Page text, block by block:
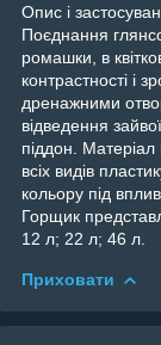
Опис і
Поєднання
ромашки, в
контрастності і
дренажними
відведення
піддон.
всіх видів
кольору під
Горщик
12 л; 22 л; 46 л.
Приховати